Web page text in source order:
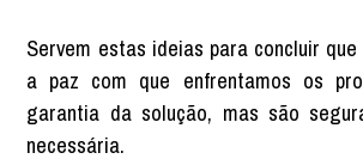
Servem estas ideias para concluir
a paz com que enfrentamos os
garantia da solução, mas são
necessária.